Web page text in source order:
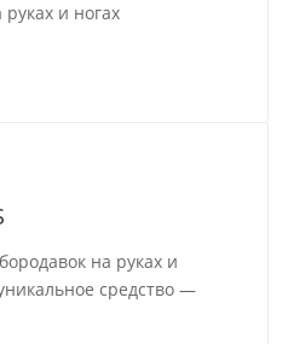
и ногах
на руках и
средство —